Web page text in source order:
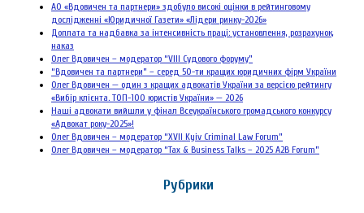
АО «Вдовичен та партнери» здобуло високі оцінки в рейтинговому
дослідженні «Юридичної Газети» «Лідери ринку-2026»
Доплата та надбавка за інтенсивність праці: установлення, розрахунок,
наказ
Олег Вдовичен – модератор “VIII Судового форуму”
“Вдовичен та партнери” – серед 50-ти кращих юридичних фірм України
Олег Вдовичен — один з кращих адвокатів України за версією рейтингу
«Вибір клієнта. ТОП-100 юристів України» — 2026
Наші адвокати вийшли у фінал Всеукраїнського громадського конкурсу
«Адвокат року-2025»!
Олег Вдовичен – модератор “XVII Kyiv Criminal Law Forum”
Олег Вдовичен – модератор “Tax & Business Talks – 2025 A2B Forum”
Рубрики